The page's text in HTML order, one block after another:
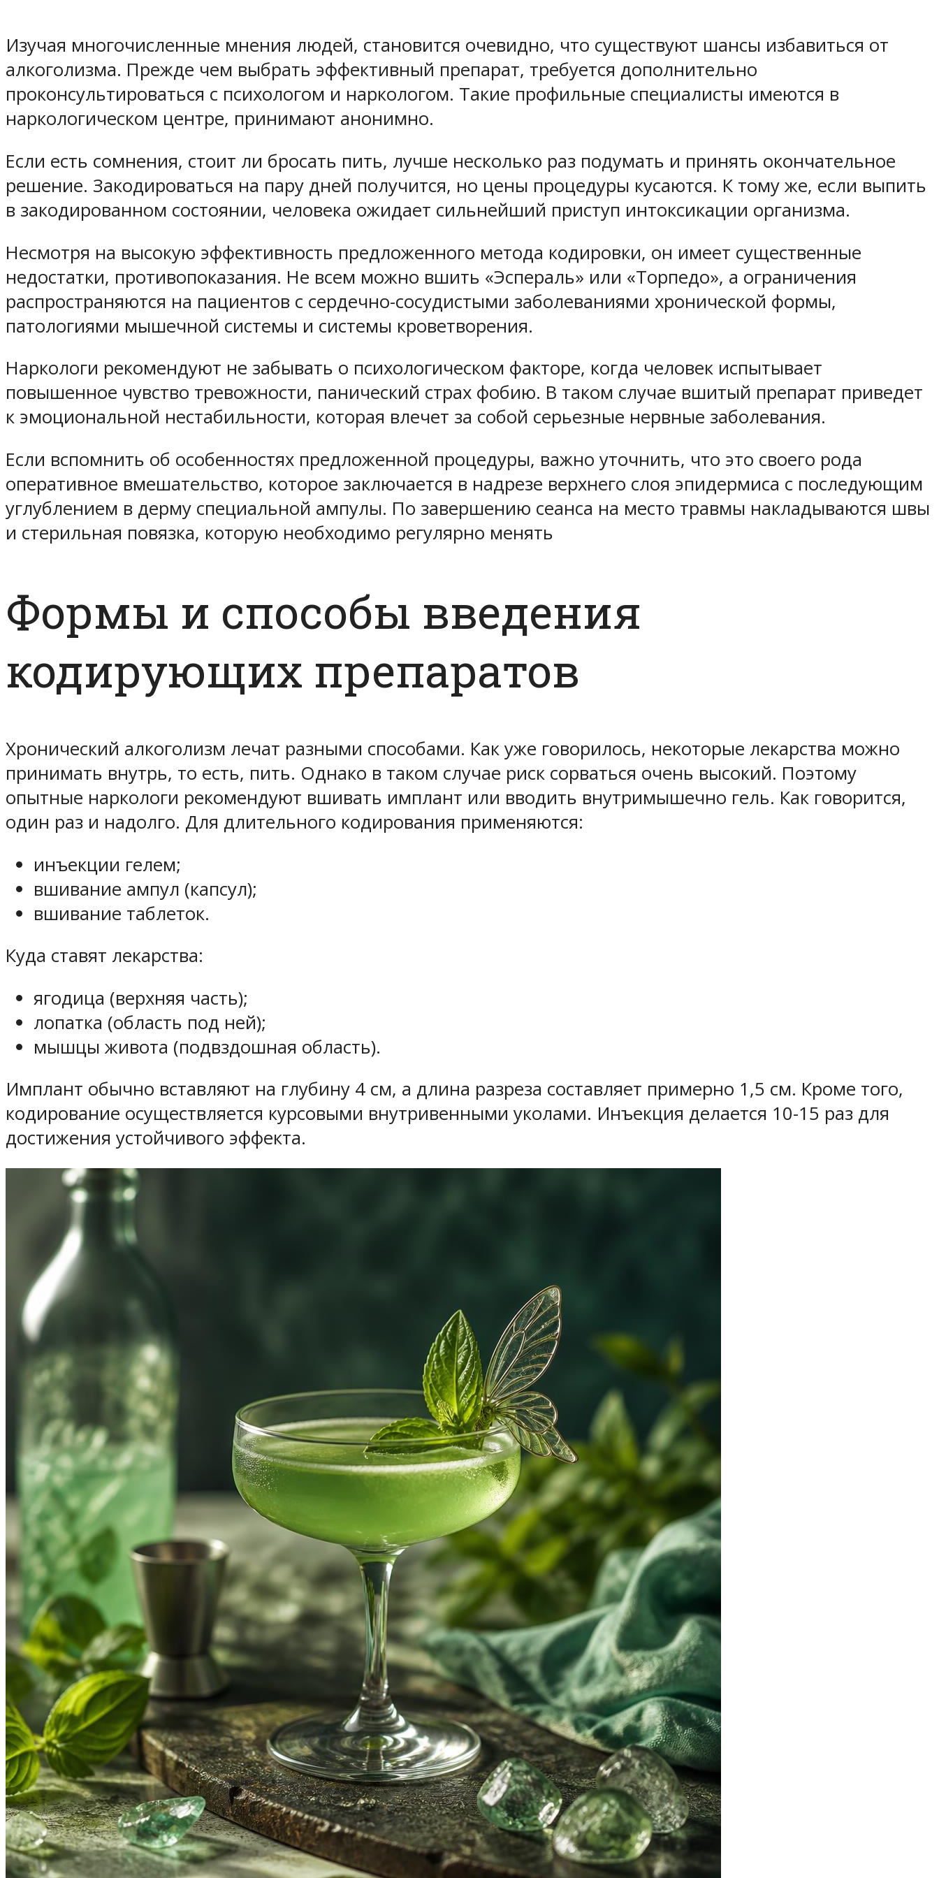
Изучая многочисленные мнения людей, становится очевидно, что существуют шансы избавиться от
алкоголизма. Прежде чем выбрать эффективный препарат, требуется дополнительно
проконсультироваться с психологом и наркологом. Такие профильные специалисты имеются в
наркологическом центре, принимают анонимно.
Если есть сомнения, стоит ли бросать пить, лучше несколько раз подумать и принять окончательное
решение. Закодироваться на пару дней получится, но цены процедуры кусаются. К тому же, если выпить
в закодированном состоянии, человека ожидает сильнейший приступ интоксикации организма.
Несмотря на высокую эффективность предложенного метода кодировки, он имеет существенные
недостатки, противопоказания. Не всем можно вшить «Эспераль» или «Торпедо», а ограничения
распространяются на пациентов с сердечно-сосудистыми заболеваниями хронической формы,
патологиями мышечной системы и системы кроветворения.
Наркологи рекомендуют не забывать о психологическом факторе, когда человек испытывает
повышенное чувство тревожности, панический страх фобию. В таком случае вшитый препарат приведет
к эмоциональной нестабильности, которая влечет за собой серьезные нервные заболевания.
Если вспомнить об особенностях предложенной процедуры, важно уточнить, что это своего рода
оперативное вмешательство, которое заключается в надрезе верхнего слоя эпидермиса с последующим
углублением в дерму специальной ампулы. По завершению сеанса на место травмы накладываются швы
и стерильная повязка, которую необходимо регулярно менять
Формы и способы введения
кодирующих препаратов
Хронический алкоголизм лечат разными способами. Как уже говорилось, некоторые лекарства можно
принимать внутрь, то есть, пить. Однако в таком случае риск сорваться очень высокий. Поэтому
опытные наркологи рекомендуют вшивать имплант или вводить внутримышечно гель. Как говорится,
один раз и надолго. Для длительного кодирования применяются:
инъекции гелем;
вшивание ампул (капсул);
вшивание таблеток.
Куда ставят лекарства:
ягодица (верхняя часть);
лопатка (область под ней);
мышцы живота (подвздошная область).
Имплант обычно вставляют на глубину 4 см, а длина разреза составляет примерно 1,5 см. Кроме того,
кодирование осуществляется курсовыми внутривенными уколами. Инъекция делается 10-15 раз для
достижения устойчивого эффекта.